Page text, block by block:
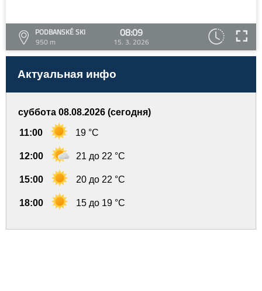
PODBANSKÉ SKI
950 m
08:09
15. 3. 2026
Актуальная инфо
суббота 08.08.2026 (сегодня)
11:00 19 °C
12:00 21 до 22 °C
15:00 20 до 22 °C
18:00 15 до 19 °C